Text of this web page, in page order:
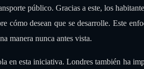
de la ciudad. Este gemelo digital ofrece
público. Gracias a este, los
cómo desean que se desarrolle. Este